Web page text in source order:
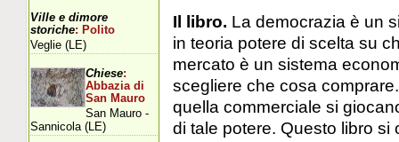
Il libro. La democrazia è un
in teoria potere di scelta su
mercato è un sistema
scegliere che cosa
quella commerciale si
di tale potere. Questo libro
Ville e dimore
storiche: Polito
Veglie (LE)
Chiese:
Abbazia di
San Mauro
San Mauro -
Sannicola (LE)